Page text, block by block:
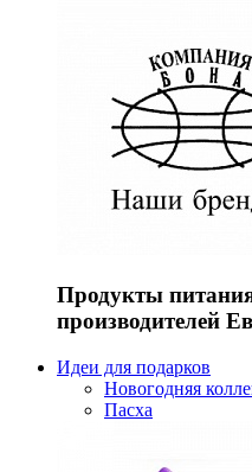
Продукты
производителей
Идеи для подарков
Новогодняя
Пасха